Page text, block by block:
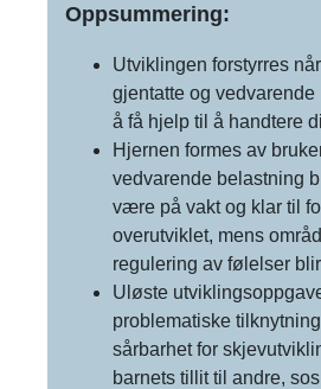
Oppsummering:
Utviklingen forstyrres
gjentatte og
å få hjelp til å handtere
Hjernen formes av
vedvarende belastning
være på vakt og klar til
overutviklet, mens
regulering av følelser
Uløste
problematiske
sårbarhet for
barnets tillit til andre,